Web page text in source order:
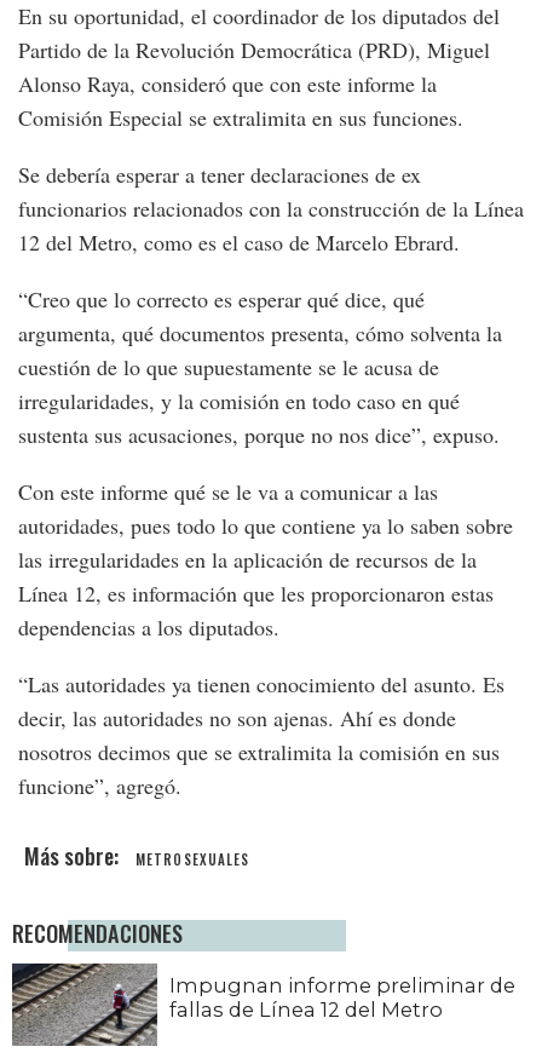
En su oportunidad, el coordinador de los diputados del
Partido de la Revolución Democrática (PRD), Miguel
Alonso Raya, consideró que con este informe la
Comisión Especial se extralimita en sus funciones.
Se debería esperar a tener declaraciones de ex
funcionarios relacionados con la construcción de la Línea
12 del Metro, como es el caso de Marcelo Ebrard.
“Creo que lo correcto es esperar qué dice, qué
argumenta, qué documentos presenta, cómo solventa la
cuestión de lo que supuestamente se le acusa de
irregularidades, y la comisión en todo caso en qué
sustenta sus acusaciones, porque no nos dice”, expuso.
Con este informe qué se le va a comunicar a las
autoridades, pues todo lo que contiene ya lo saben sobre
las irregularidades en la aplicación de recursos de la
Línea 12, es información que les proporcionaron estas
dependencias a los diputados.
“Las autoridades ya tienen conocimiento del asunto. Es
decir, las autoridades no son ajenas. Ahí es donde
nosotros decimos que se extralimita la comisión en sus
funcione”, agregó.
METROSEXUALES
RECOMENDACIONES
Impugnan informe preliminar de
fallas de Línea 12 del Metro